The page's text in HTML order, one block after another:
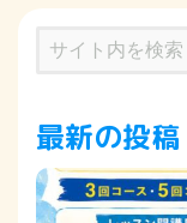
最新の投稿